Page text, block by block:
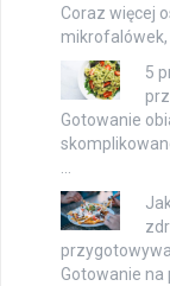
Coraz więcej
mikrofalówek,
5
Gotowanie
Gotowanie na